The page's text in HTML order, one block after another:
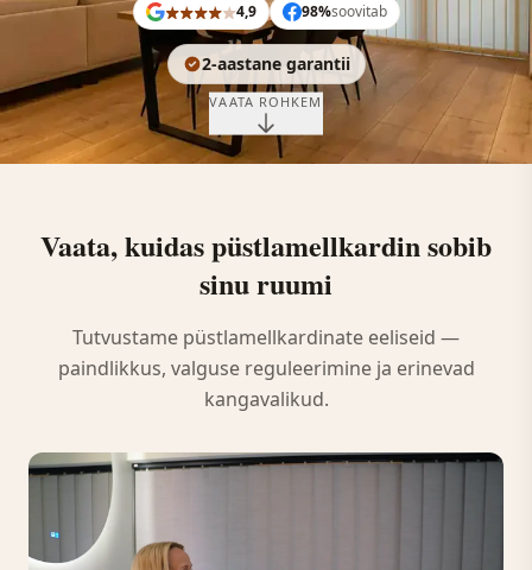
4,9 98%soovitab
2-aastane garantii
VAATA ROHKEM
Vaata, kuidas püstlamellkardin sobib
sinu ruumi
Tutvustame püstlamellkardinate eeliseid —
paindlikkus, valguse reguleerimine ja erinevad
kangavalikud.